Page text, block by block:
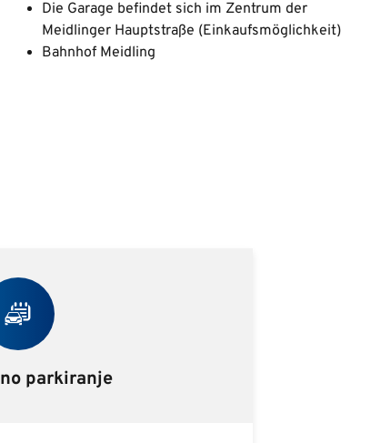
Die Garage befindet sich im Zentrum der
Meidlinger Hauptstraße (Einkaufsmöglichkeit)
Bahnhof Meidling
parkiranje